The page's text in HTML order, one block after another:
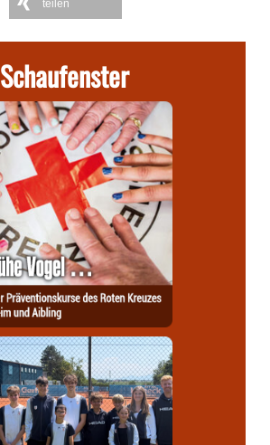
teilen
Schaufenster